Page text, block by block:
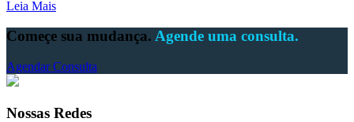
Leia Mais
Começe sua mudança. Agende uma consulta.
Agendar Consulta
Nossas Redes